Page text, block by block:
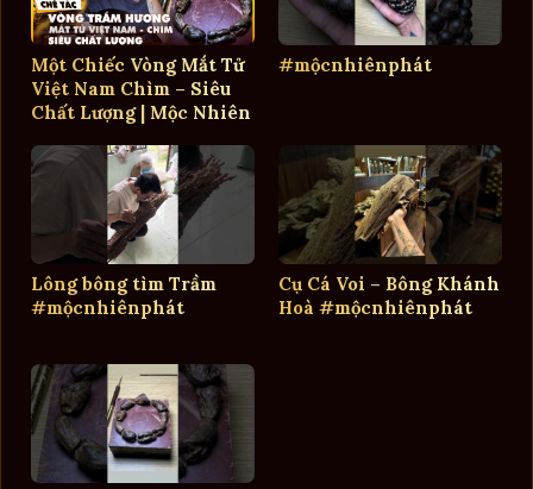
Một Chiếc Vòng Mắt Tử
Việt Nam Chìm – Siêu
Chất Lượng | Mộc Nhiên
#mộcnhiênphát
Lông bông tìm Trầm
#mộcnhiênphát
Cụ Cá Voi – Bông Khánh
Hoà #mộcnhiênphát